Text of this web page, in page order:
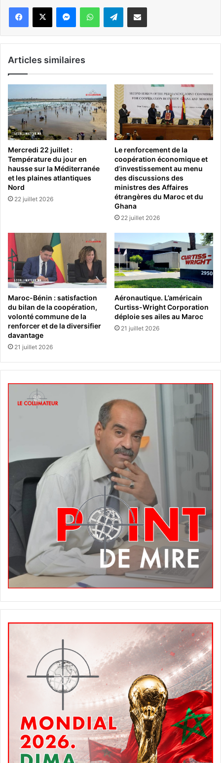
WhatsApp Telegram
Articles similaires
Mercredi 22 juillet :
Température du jour en
hausse sur la Méditerranée
et les plaines atlantiques
Nord
22 juillet 2026
Le renforcement de la
coopération économique et
d’investissement au menu
des discussions des
ministres des Affaires
étrangères du Maroc et du
Ghana
22 juillet 2026
Maroc-Bénin : satisfaction
du bilan de la coopération,
volonté commune de la
renforcer et de la diversifier
davantage
21 juillet 2026
Aéronautique. L’américain
Curtiss-Wright Corporation
déploie ses ailes au Maroc
21 juillet 2026